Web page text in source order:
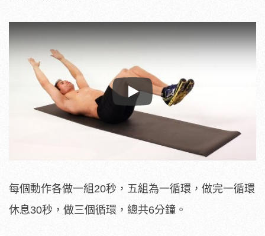
Play
每個動作各做一組20秒，五組為一循環，做完一循環
休息30秒，做三個循環，總共6分鐘。